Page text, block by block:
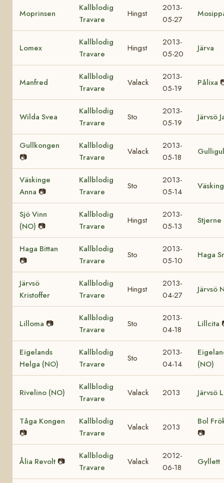
Moprinsen
Kallblodig
Travare
Hingst
2013-
05-27
Lomex
Kallblodig
Travare
Hingst
2013-
05-20
Järva
Manfred
Kallblodig
Travare
Valack
2013-
05-19
Pålixa
Wilda Svea
Kallblodig
Travare
Sto
2013-
05-19
Järvsö
Gullkongen
📷
Kallblodig
Travare
Valack
2013-
05-18
Väskinge
Anna 📷
Kallblodig
Travare
Sto
2013-
05-14
Sjö Vinn
(NO) 📷
Kallblodig
Travare
Hingst
2013-
05-13
Stjerne
Haga Bittan
📷
Kallblodig
Travare
Sto
2013-
05-10
Haga
Järvsö
Kristoffer
Kallblodig
Travare
Hingst
2013-
04-27
Järvsö
Lilloma 📷
Kallblodig
Travare
Sto
2013-
04-18
Lillcita
Eigelands
Helga (NO)
Kallblodig
Travare
Sto
2013-
04-14
(NO)
Rivelino (NO)
Kallblodig
Travare
Valack 2013 Järvsö
Tåga Kongen
📷
Kallblodig
Travare
Valack 2013
Bol
📷
Ålia Revolt 📷
Kallblodig
Travare
Valack
2012-
06-18
Gyllett